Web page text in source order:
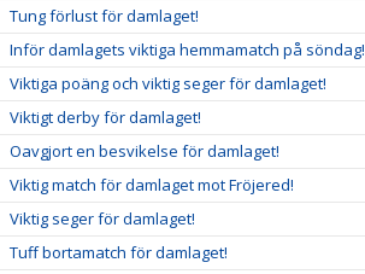
Tung förlust för damlaget!
Inför damlagets viktiga hemmamatch på söndag!
Viktiga poäng och viktig seger för damlaget!
Viktigt derby för damlaget!
Oavgjort en besvikelse för damlaget!
Viktig match för damlaget mot Fröjered!
Viktig seger för damlaget!
Tuff bortamatch för damlaget!